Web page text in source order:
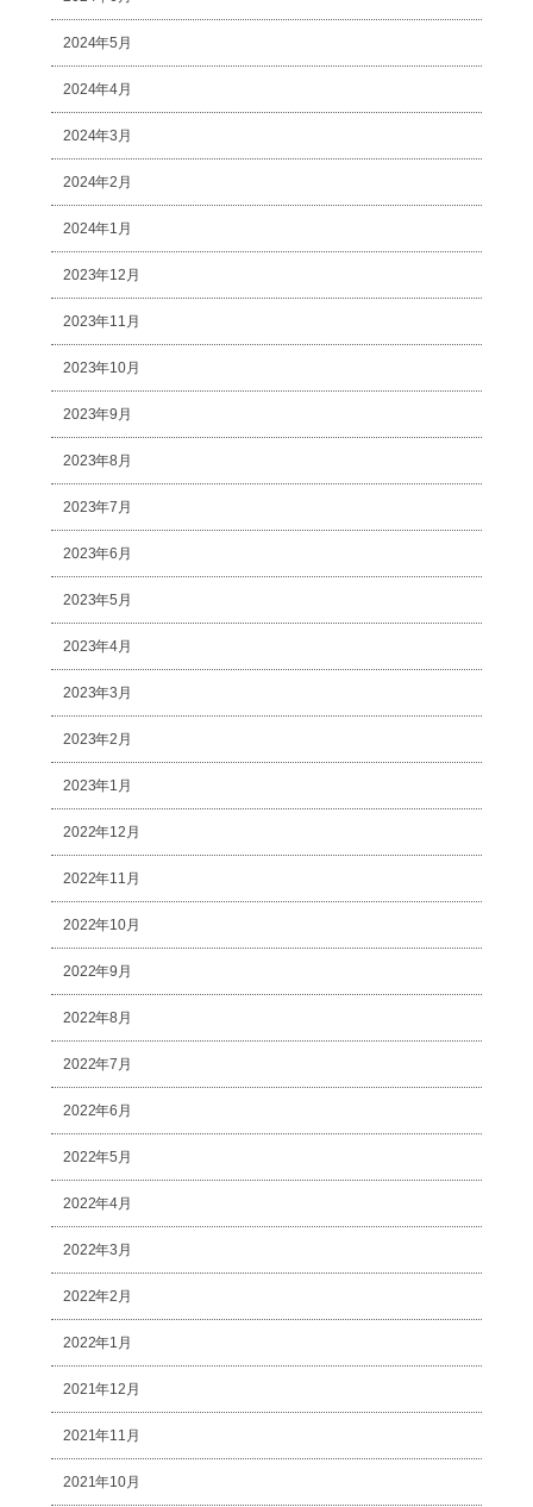
2024年5月
2024年4月
2024年3月
2024年2月
2024年1月
2023年12月
2023年11月
2023年10月
2023年9月
2023年8月
2023年7月
2023年6月
2023年5月
2023年4月
2023年3月
2023年2月
2023年1月
2022年12月
2022年11月
2022年10月
2022年9月
2022年8月
2022年7月
2022年6月
2022年5月
2022年4月
2022年3月
2022年2月
2022年1月
2021年12月
2021年11月
2021年10月